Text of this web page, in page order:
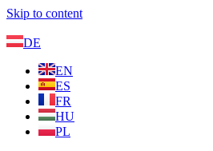
Skip to content
DE
EN
ES
FR
HU
PL